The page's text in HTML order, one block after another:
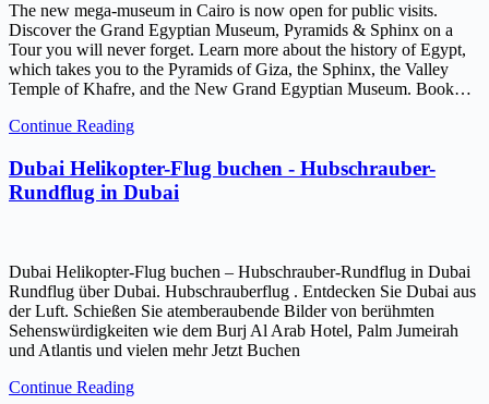
The new mega-museum in Cairo is now open for public visits.
Discover the Grand Egyptian Museum, Pyramids & Sphinx on a
Tour you will never forget. Learn more about the history of Egypt,
which takes you to the Pyramids of Giza, the Sphinx, the Valley
Temple of Khafre, and the New Grand Egyptian Museum. Book…
Continue Reading
Dubai Helikopter-Flug buchen - Hubschrauber-
Rundflug in Dubai
Dubai Helikopter-Flug buchen – Hubschrauber-Rundflug in Dubai
Rundflug über Dubai. Hubschrauberflug . Entdecken Sie Dubai aus
der Luft. Schießen Sie atemberaubende Bilder von berühmten
Sehenswürdigkeiten wie dem Burj Al Arab Hotel, Palm Jumeirah
und Atlantis und vielen mehr Jetzt Buchen
Continue Reading